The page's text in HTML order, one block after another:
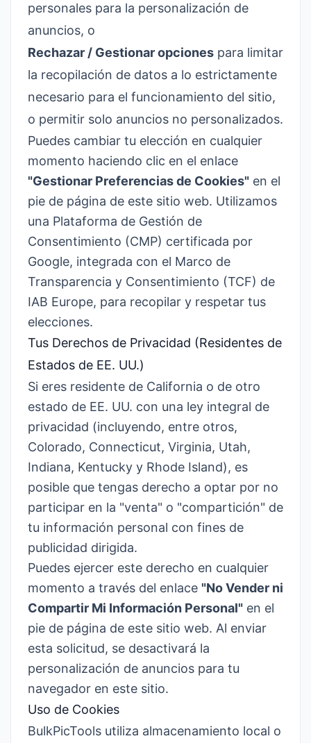
personales para la personalización de
anuncios, o
Rechazar / Gestionar opciones para limitar
la recopilación de datos a lo estrictamente
necesario para el funcionamiento del sitio,
o permitir solo anuncios no personalizados.
Puedes cambiar tu elección en cualquier
momento haciendo clic en el enlace
"Gestionar Preferencias de Cookies" en el
pie de página de este sitio web. Utilizamos
una Plataforma de Gestión de
Consentimiento (CMP) certificada por
Google, integrada con el Marco de
Transparencia y Consentimiento (TCF) de
IAB Europe, para recopilar y respetar tus
elecciones.
Tus Derechos de Privacidad (Residentes de
Estados de EE. UU.)
Si eres residente de California o de otro
estado de EE. UU. con una ley integral de
privacidad (incluyendo, entre otros,
Colorado, Connecticut, Virginia, Utah,
Indiana, Kentucky y Rhode Island), es
posible que tengas derecho a optar por no
participar en la "venta" o "compartición" de
tu información personal con fines de
publicidad dirigida.
Puedes ejercer este derecho en cualquier
momento a través del enlace "No Vender ni
Compartir Mi Información Personal" en el
pie de página de este sitio web. Al enviar
esta solicitud, se desactivará la
personalización de anuncios para tu
navegador en este sitio.
Uso de Cookies
BulkPicTools utiliza almacenamiento local o